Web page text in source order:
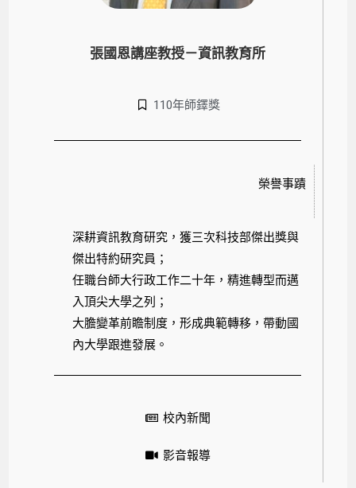
張國恩講座教授－資訊教育所
110年師鐸獎
榮譽事蹟
深耕資訊教育研究，獲三次科技部傑出獎與
傑出特約研究員；
任職台師大行政工作二十年，精進轉型而邁
入頂尖大學之列；
大膽變革前瞻制度，形成典範轉移，帶動國
內大學跟進發展。
校內新聞
影音報導